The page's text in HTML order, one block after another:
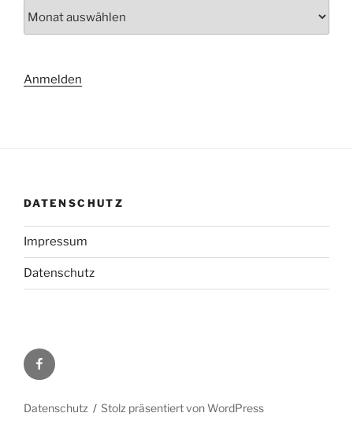
Anmelden
DATENSCHUTZ
Impressum
Datenschutz
Facebook
Datenschutz Stolz präsentiert von WordPress